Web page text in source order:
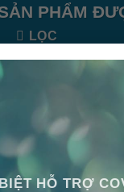
HỖ TRỢ
PHẨM
LỌC